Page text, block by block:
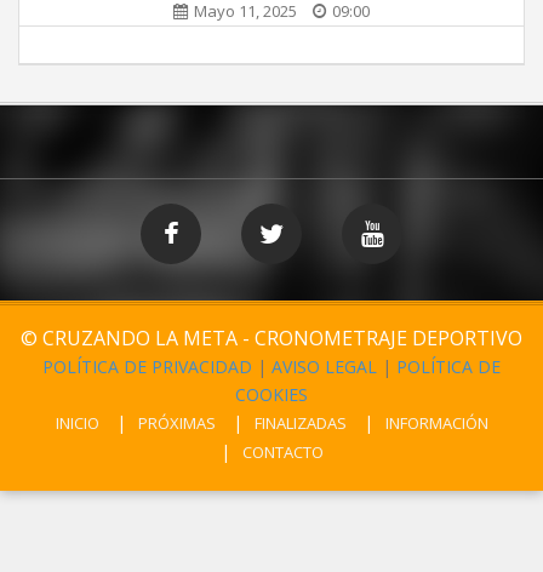
Mayo 11, 2025 09:00
© CRUZANDO LA META - CRONOMETRAJE DEPORTIVO
POLÍTICA DE PRIVACIDAD | AVISO LEGAL | POLÍTICA DE
COOKIES
INICIO PRÓXIMAS FINALIZADAS
INFORMACIÓN
CONTACTO